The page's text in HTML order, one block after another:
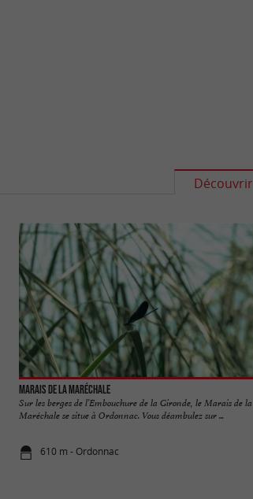
Découvrir
Marais de la Maréchale
Sur les berges de l’Embouchure de la Gironde, le Marais de la
Maréchale se situe à Ordonnac. Vous déambulez sur ...
610 m - Ordonnac